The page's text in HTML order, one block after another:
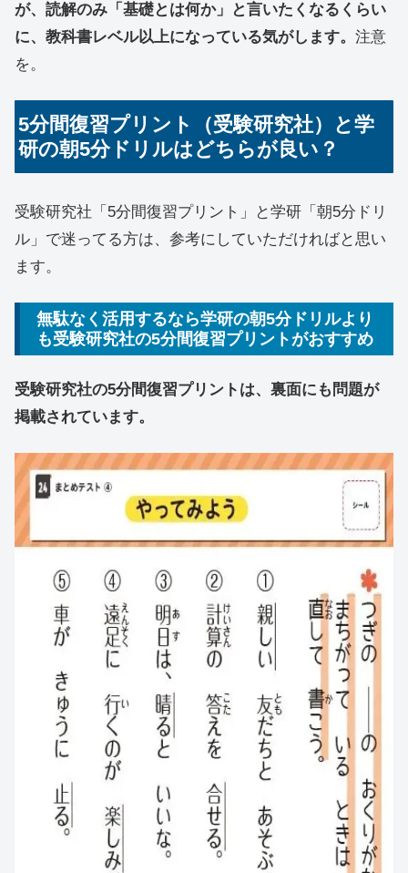
が、読解のみ「基礎とは何か」と言いたくなるくらい
に、教科書レベル以上になっている気がします。 注意
を。
5分間復習プリント（受験研究社）と学
研の朝5分ドリルはどちらが良い？
受験研究社「5分間復習プリント」と学研「朝5分ドリ
ル」で迷ってる方は、参考にしていただければと思い
ます。
無駄なく活用するなら学研の朝5分ドリルより
も受験研究社の5分間復習プリントがおすすめ
受験研究社の5分間復習プリントは、裏面にも問題が
掲載されています。